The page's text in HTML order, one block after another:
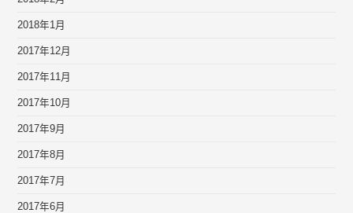
2018年1月
2017年12月
2017年11月
2017年10月
2017年9月
2017年8月
2017年7月
2017年6月